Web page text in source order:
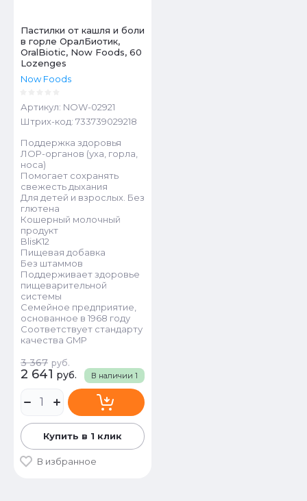
Пастилки от кашля и боли
в горле ОралБиотик,
OralBiotic, Now Foods, 60
Lozenges
Now Foods
Артикул: NOW-02921
Штрих-код: 733739029218
Поддержка здоровья
ЛОР-органов (уха, горла,
носа)
Помогает сохранять
свежесть дыхания
Для детей и взрослых. Без
глютена
Кошерный молочный
продукт
BlisK12
Пищевая добавка
Без штаммов
Поддерживает здоровье
пищеварительной
системы
Семейное предприятие,
основанное в 1968 году
Соответствует стандарту
качества GMP
В наличии 1
3 367 руб.
2 641 руб.
Купить в 1 клик
В избранное